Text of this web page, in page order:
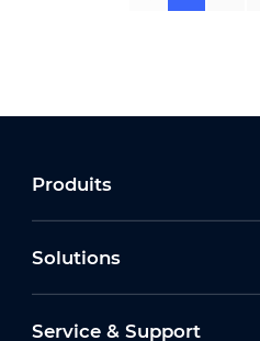
Produits
Solutions
Service & Support